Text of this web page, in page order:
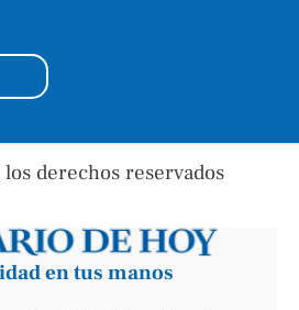
los derechos reservados
en tus manos